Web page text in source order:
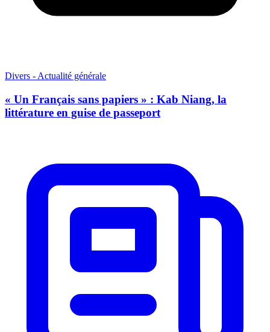
Divers - Actualité générale
« Un Français sans papiers » : Kab Niang, la
littérature en guise de passeport